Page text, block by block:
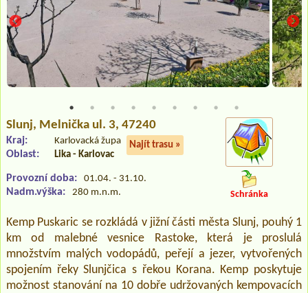
Slunj, Melnička ul. 3, 47240
Najít trasu »
Kraj: Karlovacká župa
Oblast: Lika - Karlovac
Provozní doba: 01.04. - 31.10.
Nadm.výška: 280 m.n.m. Schránka
Kemp Puskaric se rozkládá v jižní části města Slunj, pouhý 1
km od malebné vesnice Rastoke, která je proslulá
množstvím malých vodopádů, peřejí a jezer, vytvořených
spojením řeky Slunjčica s řekou Korana. Kemp poskytuje
možnost stanování na 10 dobře udržovaných kempovacích